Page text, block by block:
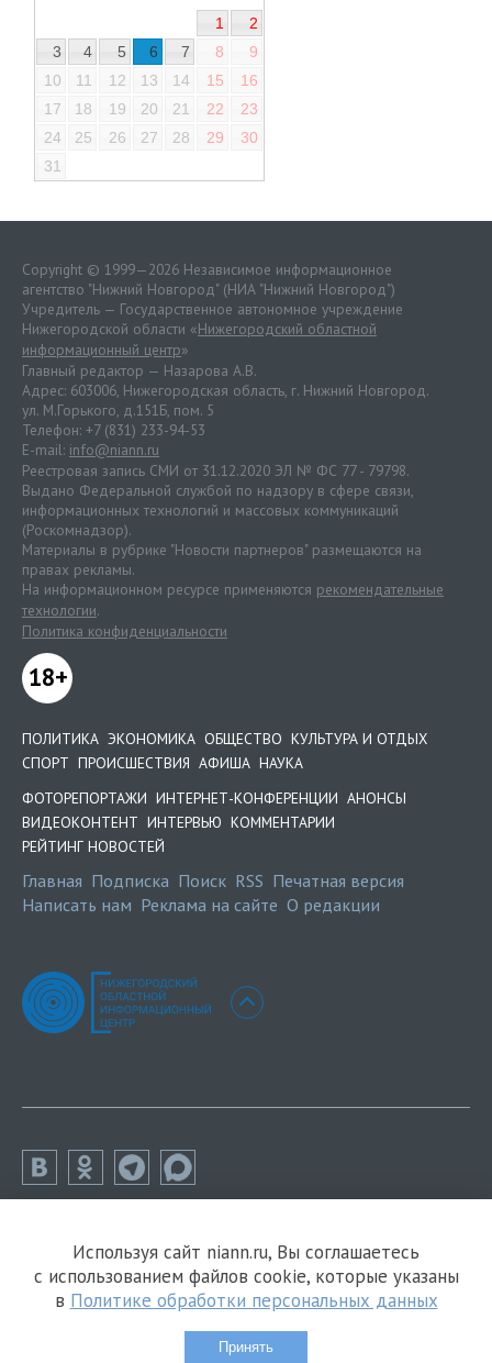
1
2
3
4 5 6 7 8
9
10
11 12 13 14 15
16
17
18 19 20 21 22
23
24
25 26 27 28 29
30
31
Copyright © 1999—2026 Независимое информационное
агентство "Нижний Новгород" (НИА "Нижний Новгород")
Учредитель — Государственное автономное учреждение
Нижегородской области «Нижегородский областной
информационный центр»
Главный редактор — Назарова А.В.
Адрес: 603006, Нижегородская область, г. Нижний Новгород.
ул. М.Горького, д.151Б, пом. 5
Телефон: +7 (831) 233-94-53
E-mail: info@niann.ru
Реестровая запись СМИ от 31.12.2020 ЭЛ № ФС 77 - 79798.
Выдано Федеральной службой по надзору в сфере связи,
информационных технологий и массовых коммуникаций
(Роскомнадзор).
Материалы в рубрике "Новости партнеров" размещаются на
правах рекламы.
На информационном ресурсе применяются рекомендательные
технологии.
Политика конфиденциальности
18+
ПОЛИТИКА ЭКОНОМИКА ОБЩЕСТВО КУЛЬТУРА И ОТДЫХ
СПОРТ ПРОИСШЕСТВИЯ АФИША НАУКА
ФОТОРЕПОРТАЖИ ИНТЕРНЕТ-КОНФЕРЕНЦИИ АНОНСЫ
ВИДЕОКОНТЕНТ ИНТЕРВЬЮ КОММЕНТАРИИ
РЕЙТИНГ НОВОСТЕЙ
Главная Подписка Поиск RSS Печатная версия
Написать нам Реклама на сайте О редакции
Используя сайт niann.ru, Вы соглашаетесь
с использованием файлов cookie, которые указаны
в Политике обработки персональных данных
Принять